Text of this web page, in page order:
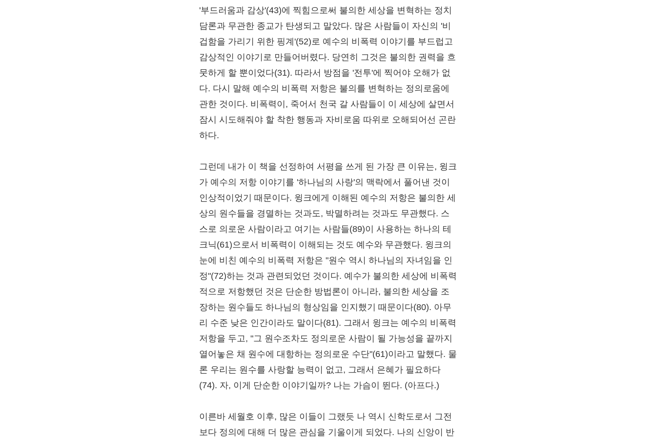
'부드러움과 감상'(43)에 찍힘으로써 불의한 세상을 변혁하는 정치
담론과 무관한 종교가 탄생되고 말았다. 많은 사람들이 자신의 '비
겁함을 가리기 위한 핑계'(52)로 예수의 비폭력 이야기를 부드럽고
감상적인 이야기로 만들어버렸다. 당연히 그것은 불의한 권력을 흐
뭇하게 할 뿐이었다(31). 따라서 방점을 '전투'에 찍어야 오해가 없
다. 다시 말해 예수의 비폭력 저항은 불의를 변혁하는 정의로움에
관한 것이다. 비폭력이, 죽어서 천국 갈 사람들이 이 세상에 살면서
잠시 시도해줘야 할 착한 행동과 자비로움 따위로 오해되어선 곤란
하다.
그런데 내가 이 책을 선정하여 서평을 쓰게 된 가장 큰 이유는, 윙크
가 예수의 저항 이야기를 '하나님의 사랑'의 맥락에서 풀어낸 것이
인상적이었기 때문이다. 윙크에게 이해된 예수의 저항은 불의한 세
상의 원수들을 경멸하는 것과도, 박멸하려는 것과도 무관했다. 스
스로 의로운 사람이라고 여기는 사람들(89)이 사용하는 하나의 테
크닉(61)으로서 비폭력이 이해되는 것도 예수와 무관했다. 윙크의
눈에 비친 예수의 비폭력 저항은 "원수 역시 하나님의 자녀임을 인
정"(72)하는 것과 관련되었던 것이다. 예수가 불의한 세상에 비폭력
적으로 저항했던 것은 단순한 방법론이 아니라, 불의한 세상을 조
장하는 원수들도 하나님의 형상임을 인지했기 때문이다(80). 아무
리 수준 낮은 인간이라도 말이다(81). 그래서 윙크는 예수의 비폭력
저항을 두고, "그 원수조차도 정의로운 사람이 될 가능성을 끝까지
열어놓은 채 원수에 대항하는 정의로운 수단"(61)이라고 말했다. 물
론 우리는 원수를 사랑할 능력이 없고, 그래서 은혜가 필요하다
(74). 자, 이게 단순한 이야기일까? 나는 가슴이 뛴다. (아프다.)
이른바 세월호 이후, 많은 이들이 그랬듯 나 역시 신학도로서 그전
보다 정의에 대해 더 많은 관심을 기울이게 되었다. 나의 신앙이 반